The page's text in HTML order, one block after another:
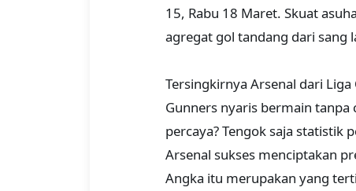
15, Rabu 18 Maret. Skuat
agregat gol tandang dari sang
Tersingkirnya Arsenal dari
Gunners nyaris bermain tanpa
percaya? Tengok saja statistik
Arsenal sukses menciptakan
Angka itu merupakan yang